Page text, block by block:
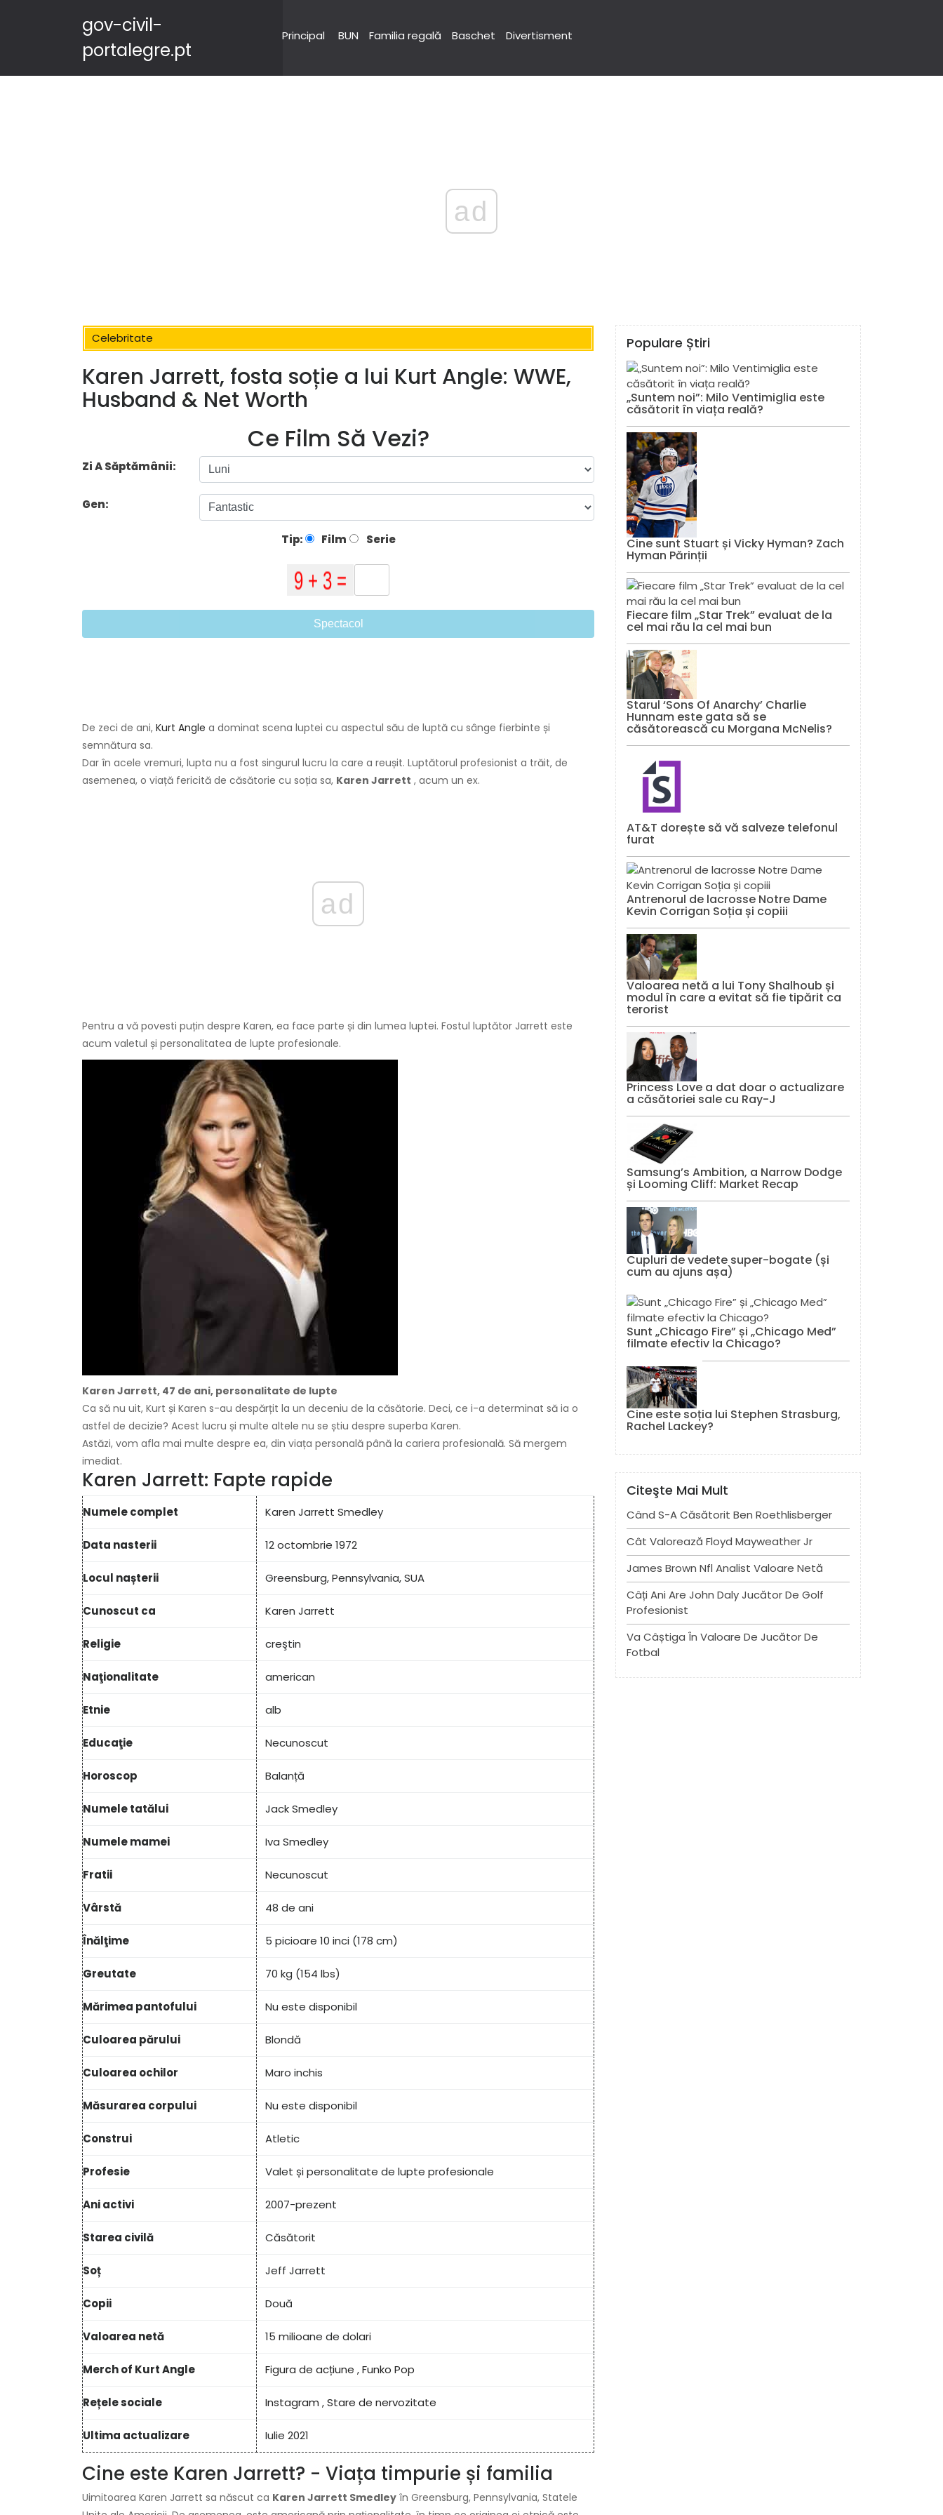
gov-civil-
portalegre.pt
Principal BUN Familia regală Baschet Divertisment
ad
Celebritate
Karen Jarrett, fosta soție a lui Kurt Angle: WWE,
Husband & Net Worth
Ce Film Să Vezi?
Zi A Săptămânii:
Gen:
Tip: Film Serie
Spectacol
De zeci de ani, Kurt Angle a dominat scena luptei cu aspectul său de luptă cu sânge fierbinte și
semnătura sa.
Dar în acele vremuri, lupta nu a fost singurul lucru la care a reușit. Luptătorul profesionist a trăit, de
asemenea, o viață fericită de căsătorie cu soția sa, Karen Jarrett , acum un ex.
ad
Pentru a vă povesti puțin despre Karen, ea face parte și din lumea luptei. Fostul luptător Jarrett este
acum valetul și personalitatea de lupte profesionale.
Karen Jarrett, 47 de ani, personalitate de lupte
Ca să nu uit, Kurt și Karen s-au despărțit la un deceniu de la căsătorie. Deci, ce i-a determinat să ia o
astfel de decizie? Acest lucru și multe altele nu se știu despre superba Karen.
Astăzi, vom afla mai multe despre ea, din viața personală până la cariera profesională. Să mergem
imediat.
Karen Jarrett: Fapte rapide
Numele complet Karen Jarrett Smedley
Data nasterii 12 octombrie 1972
Locul nașterii Greensburg, Pennsylvania, SUA
Cunoscut ca Karen Jarrett
Religie creştin
Naţionalitate american
Etnie alb
Educaţie Necunoscut
Horoscop Balanță
Numele tatălui Jack Smedley
Numele mamei Iva Smedley
Fratii Necunoscut
Vârstă 48 de ani
Înălţime 5 picioare 10 inci (178 cm)
Greutate 70 kg (154 lbs)
Mărimea pantofului Nu este disponibil
Culoarea părului Blondă
Culoarea ochilor Maro inchis
Măsurarea corpului Nu este disponibil
Construi Atletic
Profesie Valet și personalitate de lupte profesionale
Ani activi 2007-prezent
Starea civilă Căsătorit
Soț Jeff Jarrett
Copii Două
Valoarea netă 15 milioane de dolari
Merch of Kurt Angle Figura de acțiune ,Funko Pop
Rețele sociale Instagram ,Stare de nervozitate
Ultima actualizare Iulie 2021
Cine este Karen Jarrett? - Viața timpurie și familia
Uimitoarea Karen Jarrett sa născut ca Karen Jarrett Smedley în Greensburg, Pennsylvania, Statele
Populare Știri
„Suntem noi”: Milo Ventimiglia este
căsătorit în viața reală?
Cine sunt Stuart și Vicky Hyman? Zach
Hyman Părinții
Fiecare film „Star Trek” evaluat de la
cel mai rău la cel mai bun
Starul ‘Sons Of Anarchy’ Charlie
Hunnam este gata să se
căsătorească cu Morgana McNelis?
AT&T dorește să vă salveze telefonul
furat
Antrenorul de lacrosse Notre Dame
Kevin Corrigan Soția și copiii
Valoarea netă a lui Tony Shalhoub și
modul în care a evitat să fie tipărit ca
terorist
Princess Love a dat doar o actualizare
a căsătoriei sale cu Ray-J
Samsung’s Ambition, a Narrow Dodge
și Looming Cliff: Market Recap
Cupluri de vedete super-bogate (și
cum au ajuns așa)
Sunt „Chicago Fire” și „Chicago Med”
filmate efectiv la Chicago?
Cine este soția lui Stephen Strasburg,
Rachel Lackey?
Citeşte Mai Mult
Când S-A Căsătorit Ben Roethlisberger
Cât Valorează Floyd Mayweather Jr
James Brown Nfl Analist Valoare Netă
Câți Ani Are John Daly Jucător De Golf
Profesionist
Va Câștiga În Valoare De Jucător De
Fotbal